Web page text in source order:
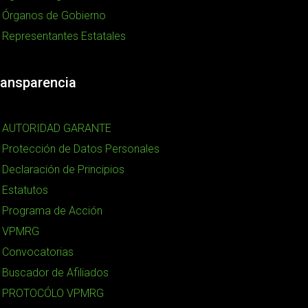
Órganos de Gobierno
Representantes Estatales
AUTORIDAD GARANTE
Protección de Datos Personales
Declaración de Principios
Estatutos
Programa de Acción
VPMRG
Convocatorias
Buscador de Afiliados
PROTOCÓLO VPMRG